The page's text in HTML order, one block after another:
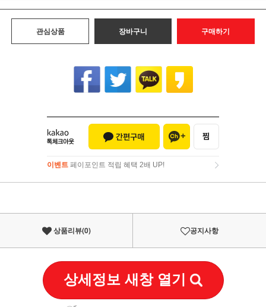
관심상품 장바구니 구매하기
이벤트 페이포인트 적립 혜택 2배 UP!
이벤트페이포인트 적립 혜택 2배 UP!
상품리뷰(0) 공지사항
상세정보 새창 열기